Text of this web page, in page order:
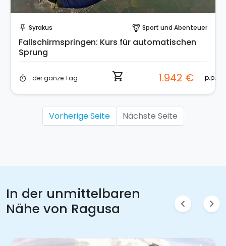
push_pin Syrakus paragliding Sport und Abenteuer
Fallschirmspringen: Kurs für automatischen
Sprung
timer der ganze Tag shopping_cart 1.942 € p.p.
Vorherige Seite Nächste Seite
In der unmittelbaren
Nähe von Ragusa
chevron_left chevron_right